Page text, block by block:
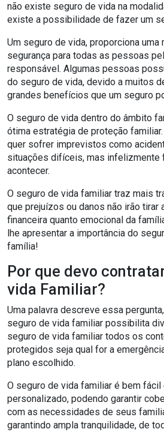
não existe seguro de vida na
existe a possibilidade de fazer um
Um seguro de vida, proporciona uma
segurança para todas as pessoas
responsável. Algumas pessoas
do seguro de vida, devido a muitos
grandes benefícios que um seguro
O seguro de vida dentro do âmbito
ótima estratégia de proteção
quer sofrer imprevistos como
situações difíceis, mas infelizmente
acontecer.
O seguro de vida familiar traz mais
que prejuízos ou danos não irão tirar
financeira quanto emocional da
lhe apresentar a importância do
família!
Por que devo
vida Familiar?
Uma palavra descreve essa
seguro de vida familiar possibilita
seguro de vida familiar todos os
protegidos seja qual for a
plano escolhido.
O seguro de vida familiar é bem fácil
personalizado, podendo garantir
com as necessidades de seus
garantindo ampla tranquilidade, de